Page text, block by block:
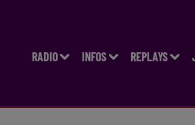
RADIO INFOS REPLAYS